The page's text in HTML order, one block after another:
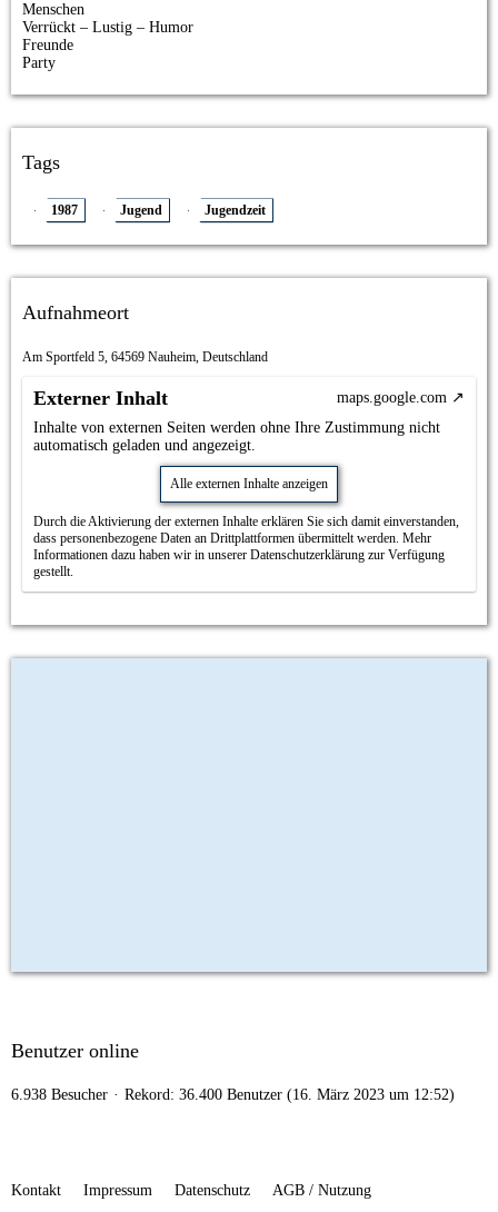
Menschen
Verrückt – Lustig – Humor
Freunde
Party
Tags
1987 Jugend Jugendzeit
Aufnahmeort
Am Sportfeld 5, 64569 Nauheim, Deutschland
Externer Inhalt
maps.google.com
Inhalte von externen Seiten werden ohne Ihre Zustimmung nicht
automatisch geladen und angezeigt.
Alle externen Inhalte anzeigen
Durch die Aktivierung der externen Inhalte erklären Sie sich damit einverstanden,
dass personenbezogene Daten an Drittplattformen übermittelt werden. Mehr
Informationen dazu haben wir in unserer Datenschutzerklärung zur Verfügung
gestellt.
Benutzer online
6.938 Besucher Rekord: 36.400 Benutzer (16. März 2023 um 12:52)
Kontakt Impressum Datenschutz AGB / Nutzung